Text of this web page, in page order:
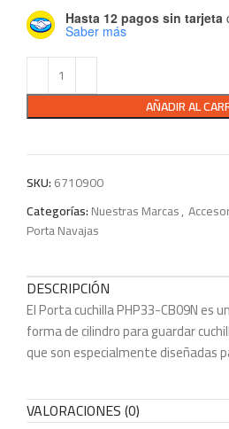
Hasta 12 pagos sin tarjeta
Saber más
AÑADIR AL
SKU:6710900
Categorías:Nuestras Marcas,
Porta Navajas
DESCRIPCIÓN
El Porta cuchilla PHP33-CB09N es
forma de cilindro para guardar
que son especialmente diseñadas
VALORACIONES (0)